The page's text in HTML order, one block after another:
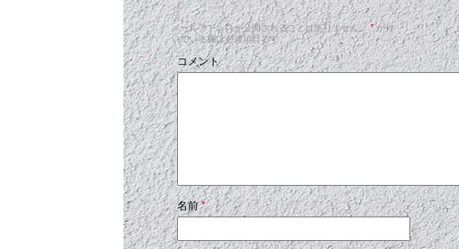
メールアドレスが公開されることはありません。*が付
いている欄は必須項目です
コメント
名前*